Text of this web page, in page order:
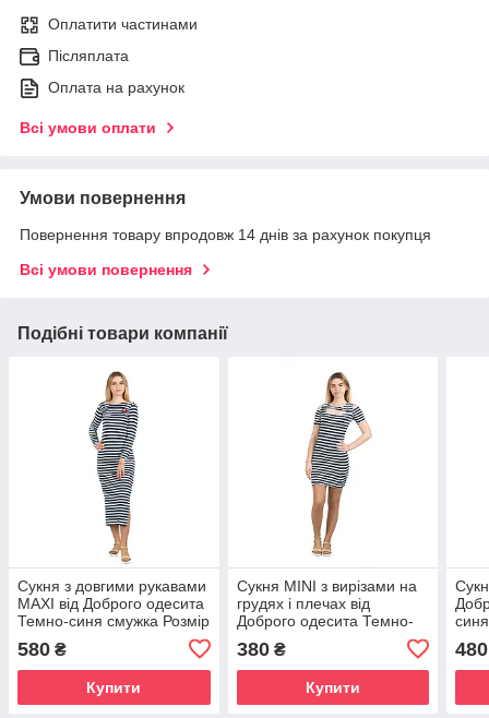
Оплатити частинами
Післяплата
Оплата на рахунок
Всі умови оплати
Умови повернення
Повернення товару впродовж 14 днів за рахунок покупця
Всі умови повернення
Подібні товари компанії
Сукня з довгими рукавами
МАХІ від Доброго одесита
Темно-синя смужка Розмір
580 ₴
Купити
Сукня МINI з вирізами на
грудях і плечах від
Доброго одесита Темно-
синя смужка Розмір S: S-
M(42-44)
380₴
Купити
480